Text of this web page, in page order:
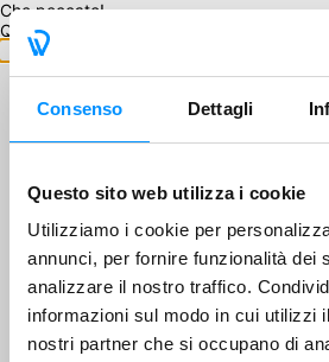
Consenso Dettagli
Questo sito web utilizza i cookie
Utilizziamo i cookie per
annunci, per fornire funzionalità dei
analizzare il nostro traffico.
informazioni sul modo in cui utilizzi
nostri partner che si occupano di
Che peccato!
Questo GA non è disponibile.